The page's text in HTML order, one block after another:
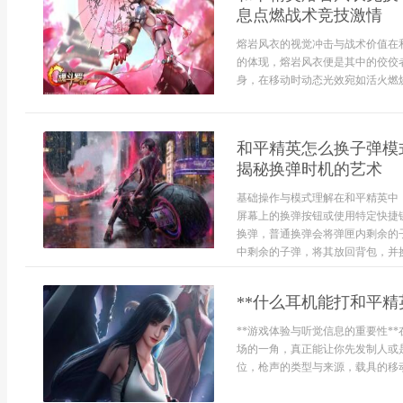
息点燃战术竞技激情
熔岩风衣的视觉冲击与战术价值
的体现，熔岩风衣便是其中的佼
身，在移动时动态光效宛如活火燃
和平精英怎么换子弹
揭秘换弹时机的艺术
基础操作与模式理解在和平精英
屏幕上的换弹按钮或使用特定快
换弹，普通换弹会将弹匣内剩余
中剩余的子弹，将其放回背包，
**什么耳机能打和平
**游戏体验与听觉信息的重要性**
场的一角，真正能让你先发制人
位，枪声的类型与来源，载具的